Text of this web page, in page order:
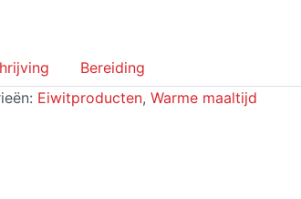
Bereiding
Eiwitproducten,Warme maaltijd